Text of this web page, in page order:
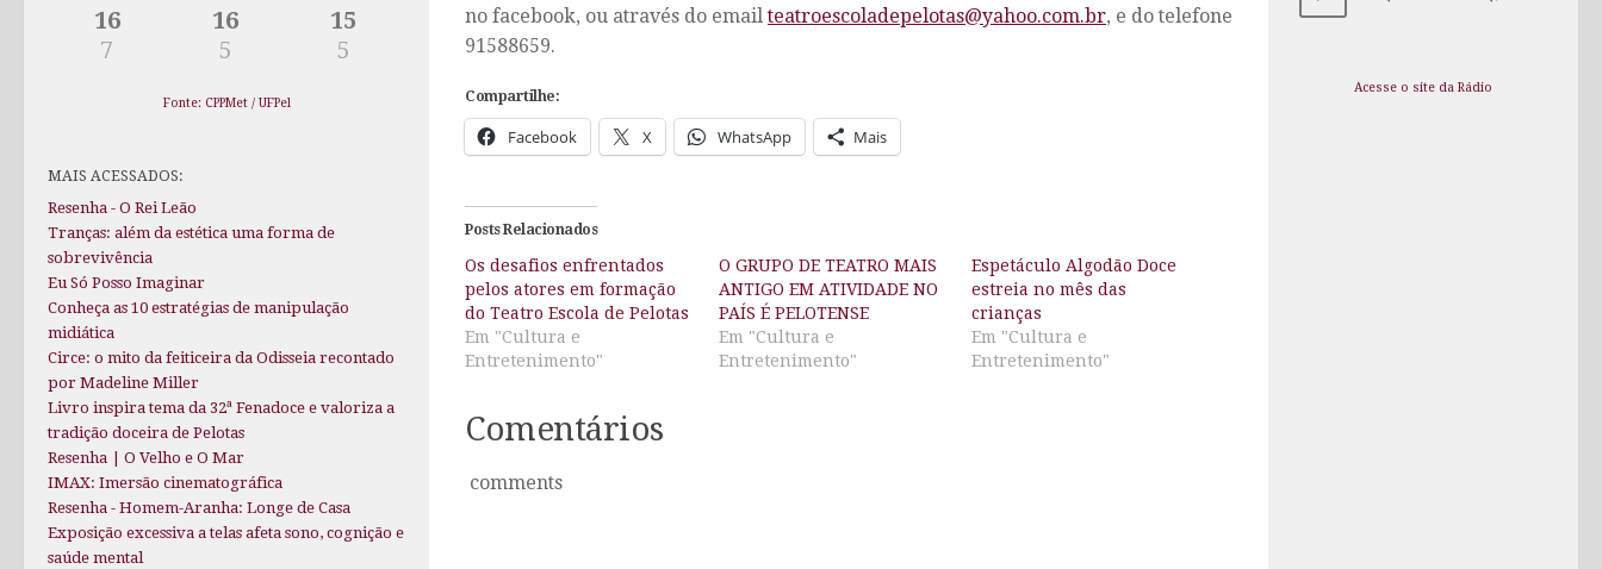
no facebook, ou através do emailteatroescoladepelotas@yahoo.com.br, e do telefone
91588659.
Compartilhe:
Facebook X WhatsApp Mais
Posts Relacionados
Os desafios enfrentados
pelos atores em formação
do Teatro Escola de Pelotas
Em "Cultura e
Entretenimento"
O GRUPO DE TEATRO MAIS
ANTIGO EM ATIVIDADE NO
PAÍS É PELOTENSE
Em "Cultura e
Entretenimento"
Espetáculo Algodão Doce
estreia no mês das
crianças
Em "Cultura e
Entretenimento"
Comentários
comments
16
7
16
5
15
5
Fonte: CPPMet / UFPel
MAIS ACESSADOS:
Resenha - O Rei Leão
Tranças: além da estética uma forma de
sobrevivência
Eu Só Posso Imaginar
Conheça as 10 estratégias de manipulação
midiática
Circe: o mito da feiticeira da Odisseia recontado
por Madeline Miller
Livro inspira tema da 32ª Fenadoce e valoriza a
tradição doceira de Pelotas
Resenha | O Velho e O Mar
IMAX: Imersão cinematográfica
Resenha - Homem-Aranha: Longe de Casa
Exposição excessiva a telas afeta sono, cognição e
saúde mental
Acesse o site da Rádio